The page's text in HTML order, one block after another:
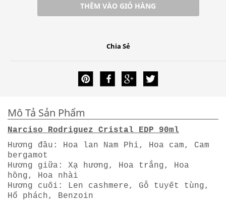
THÊM VÀO GIỎ HÀNG
Chia Sẻ
Mô Tả Sản Phẩm
Narciso Rodriguez Cristal EDP 90ml
Hương đầu: Hoa lan Nam Phi, Hoa cam, Cam
bergamot
Hương giữa: Xạ hương, Hoa trắng, Hoa
hồng, Hoa nhài
Hương cuối: Len cashmere, Gỗ tuyết tùng,
Hổ phách, Benzoin